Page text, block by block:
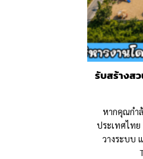
รับสร้างส
หากคุณกำ
ประเทศไท
วางระบบ